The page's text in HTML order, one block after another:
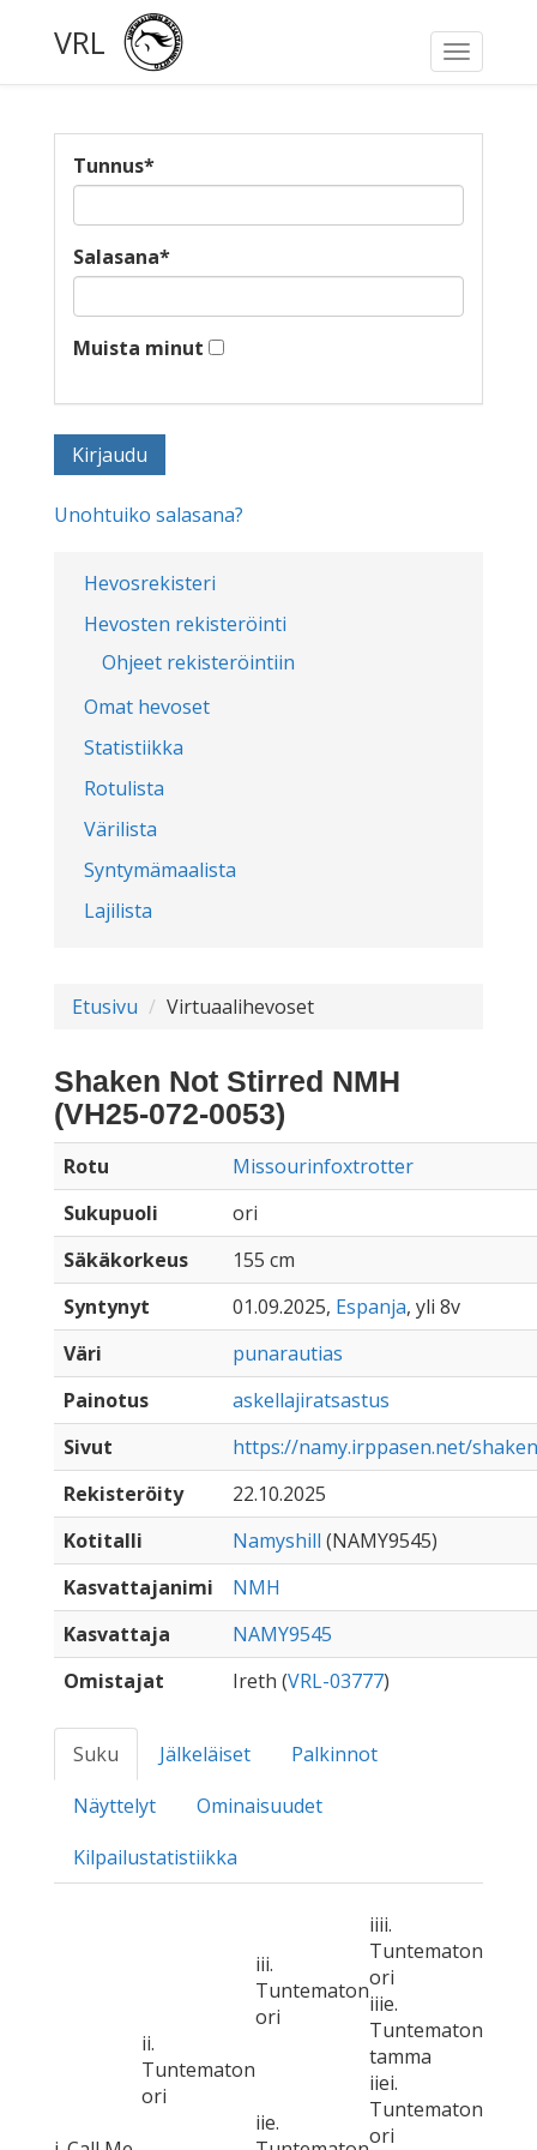
Toggle
VRL
Hevosrekisteri
Hevosten rekisteröinti
Ohjeet rekisteröintiin
Omat hevoset
Statistiikka
Rotulista
Värilista
Syntymämaalista
Lajilista
Tunnus*
Salasana*
Muista minut
Unohtuiko salasana?
Etusivu Virtuaalihevoset
Shaken Not Stirred NMH
(VH25-072-0053)
Rotu
Missourinfoxtrotter
Sukupuoli
ori
Säkäkorkeus
155 cm
Syntynyt
01.09.2025, Espanja, yli 8v
Väri
punarautias
Painotus
askellajiratsastus
Sivut
https://namy.irppasen.net/
Rekisteröity
22.10.2025
Kotitalli
Namyshill (NAMY9545)
Kasvattajanimi
NMH
Kasvattaja
NAMY9545
Omistajat
Ireth (VRL-03777)
Suku Jälkeläiset
Palkinnot
Näyttelyt
Ominaisuudet
Kilpailustatistiikka
ii.
Tuntematon
ori
iii.
Tuntematon
ori
iiii.
Tuntematon
ori
iiie.
Tuntematon
tamma
iie.
iiei.
Tuntematon
ori